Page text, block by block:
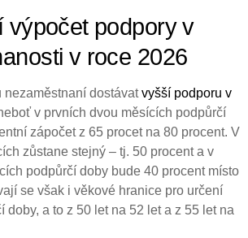
výpočet podpory v
v roce 2026
nezaměstnaní dostávatvyšší podporu v
v prvních dvou měsících podpůrčí
zápočet z 65 procet na 80 procent. V
zůstane stejný – tj. 50 procent a v
podpůrčí doby bude 40 procent místo
se však i věkové hranice pro určení
doby, a to z 50 let na 52 let a z 55 let na